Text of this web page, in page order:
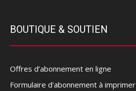
BOUTIQUE & SOUTIEN
Offres d’abonnement en ligne
Formulaire d'abonnement à imprimer